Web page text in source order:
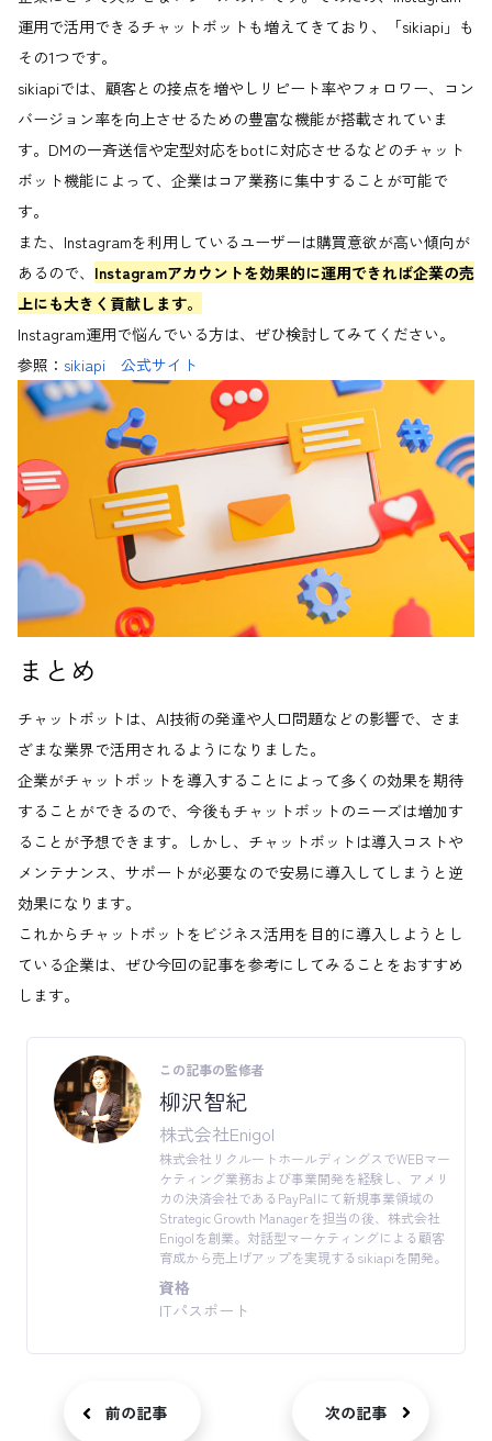
運用で活用できるチャットボットも増えてきており、「sikiapi」も
その1つです。
sikiapiでは、顧客との接点を増やしリピート率やフォロワー、コン
バージョン率を向上させるための豊富な機能が搭載されていま
す。DMの一斉送信や定型対応をbotに対応させるなどのチャット
ボット機能によって、企業はコア業務に集中することが可能で
す。
また、Instagramを利用しているユーザーは購買意欲が高い傾向が
あるので、 Instagramアカウントを効果的に運用できれば企業の売
上にも大きく貢献します。
Instagram運用で悩んでいる方は、ぜひ検討してみてください。
参照： sikiapi 公式サイト
まとめ
チャットボットは、AI技術の発達や人口問題などの影響で、さま
ざまな業界で活用されるようになりました。
企業がチャットボットを導入することによって多くの効果を期待
することができるので、今後もチャットボットのニーズは増加す
ることが予想できます。しかし、チャットボットは導入コストや
メンテナンス、サポートが必要なので安易に導入してしまうと逆
効果になります。
これからチャットボットをビジネス活用を目的に導入しようとし
ている企業は、ぜひ今回の記事を参考にしてみることをおすすめ
します。
この記事の監修者
柳沢智紀
株式会社Enigol
株式会社リクルートホールディングスでWEBマー
ケティング業務および事業開発を経験し、アメリ
カの決済会社であるPayPalにて新規事業領域の
Strategic Growth Managerを担当の後、株式会社
Enigolを創業。対話型マーケティングによる顧客
育成から売上げアップを実現するsikiapiを開発。
資格
ITパスポート
前の記事 次の記事